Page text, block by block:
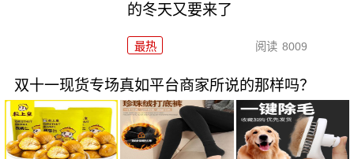
的冬天又要来了
最热 阅读 8009
双十一现货专场真如平台商家所说的那样吗？